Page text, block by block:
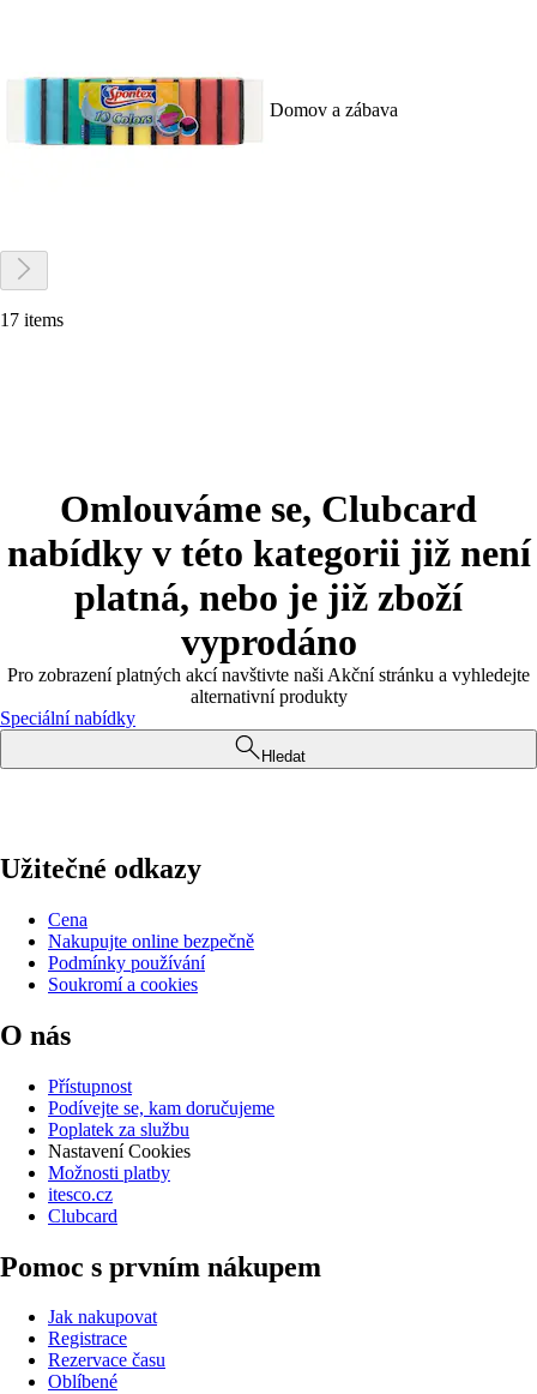
Domov a zábava
17 items
Omlouváme se, Clubcard
nabídky v této kategorii již není
platná, nebo je již zboží
vyprodáno
Pro zobrazení platných akcí navštivte naši Akční stránku a vyhledejte
alternativní produkty
Speciální nabídky
Hledat
Užitečné odkazy
Cena
Nakupujte online bezpečně
Podmínky používání
Soukromí a cookies
O nás
Přístupnost
Podívejte se, kam doručujeme
Poplatek za službu
Nastavení Cookies
Možnosti platby
itesco.cz
Clubcard
Pomoc s prvním nákupem
Jak nakupovat
Registrace
Rezervace času
Oblíbené